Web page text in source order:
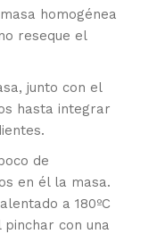
homogénea
reseque el
junto con el
hasta integrar
de
en él la masa.
a 180ºC
pinchar con una